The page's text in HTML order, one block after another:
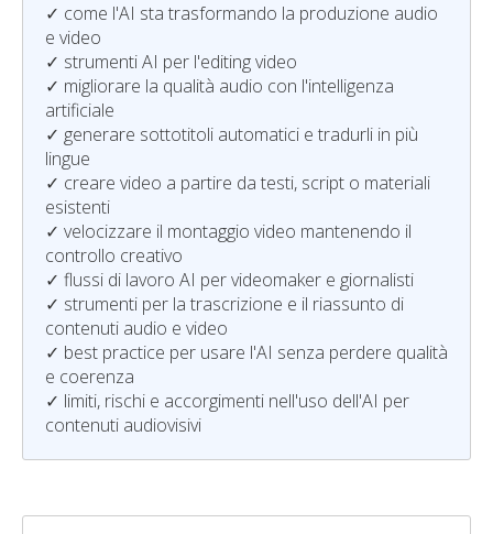
✓ come l'AI sta trasformando la produzione audio
e video
✓ strumenti AI per l'editing video
✓ migliorare la qualità audio con l'intelligenza
artificiale
✓ generare sottotitoli automatici e tradurli in più
lingue
✓ creare video a partire da testi, script o materiali
esistenti
✓ velocizzare il montaggio video mantenendo il
controllo creativo
✓ flussi di lavoro AI per videomaker e giornalisti
✓ strumenti per la trascrizione e il riassunto di
contenuti audio e video
✓ best practice per usare l'AI senza perdere qualità
e coerenza
✓ limiti, rischi e accorgimenti nell'uso dell'AI per
contenuti audiovisivi